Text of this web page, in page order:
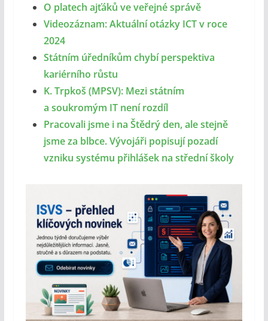
O platech ajťáků ve veřejné správě
Videozáznam: Aktuální otázky ICT v roce
2024
Státním úředníkům chybí perspektiva
kariérního růstu
K. Trpkoš (MPSV): Mezi státním
a soukromým IT není rozdíl
Pracovali jsme i na Štědrý den, ale stejně
jsme za blbce. Vývojáři popisují pozadí
vzniku systému přihlášek na střední školy